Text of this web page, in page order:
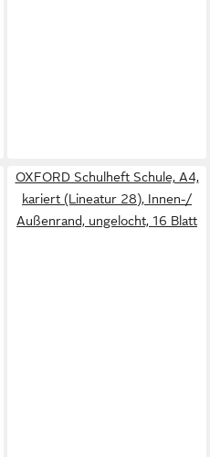
OXFORD Schulheft Schule, A4,
kariert (Lineatur 28), Innen-/
Außenrand, ungelocht, 16 Blatt